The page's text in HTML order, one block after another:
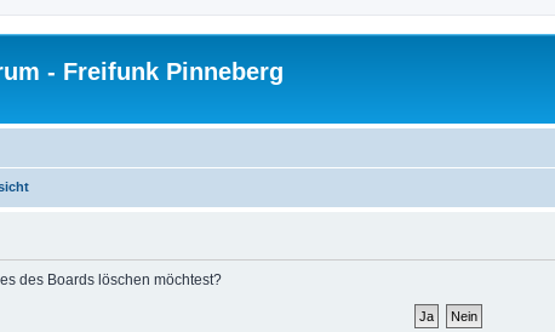
- Freifunk Pinneberg
des Boards löschen möchtest?